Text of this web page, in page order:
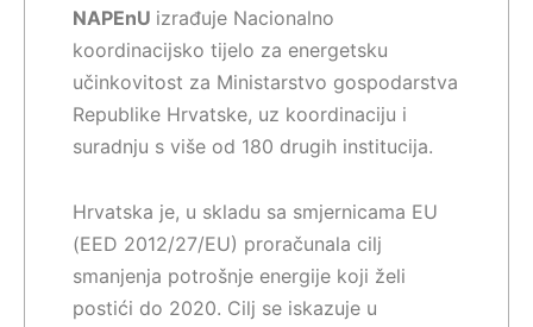
NAPEnU izrađuje Nacionalno
koordinacijsko tijelo za energetsku
učinkovitost za Ministarstvo gospodarstva
Republike Hrvatske, uz koordinaciju i
suradnju s više od 180 drugih institucija.
Hrvatska je, u skladu sa smjernicama EU
(EED 2012/27/EU) proračunala cilj
smanjenja potrošnje energije koji želi
postići do 2020. Cilj se iskazuje u